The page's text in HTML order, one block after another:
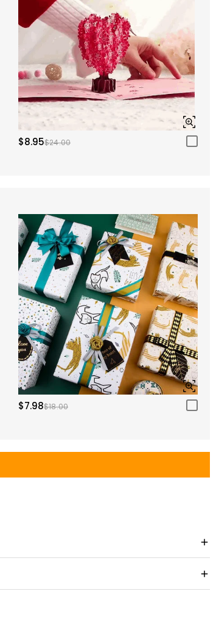
$8.95$24.00
$7.98$18.00